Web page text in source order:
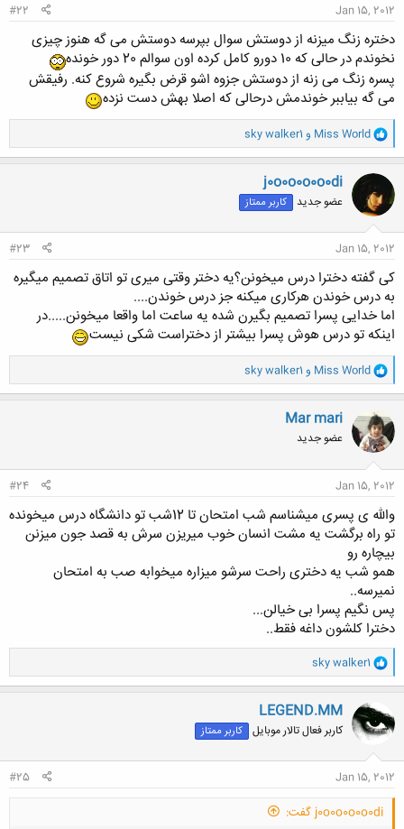
Jan 15, 2012
#22
دختره زنگ میزنه از دوستش سوال بپرسه دوستش می گه هنوز چیزی
نخوندم در حالی که 10 دورو کامل کرده اون سوالم 20 دور خونده
پسره زنگ می زنه از دوستش جزوه اشو قرض بگیره شروع کنه. رفیقش
می گه بیاببر خوندمش درحالی که اصلا بهش دست نزده
و
ا
ک
ن
ش
ه
ا
Miss World و sky walker1
j0o0o0o0o0di
عضو جدید کاربر ممتاز
Jan 15, 2012
#23
کی گفته دخترا درس میخونن؟یه دختر وقتی میری تو اتاق تصمیم میگیره
به درس خوندن هرکاری میکنه جز درس خوندن....
اما خدایی پسرا تصمیم بگیرن شده یه ساعت اما واقعا میخونن.....در
اینکه تو درس هوش پسرا بیشتر از دختراست شکی نیست
و
ا
ک
ن
ش
ه
ا
Miss World وsky walker1
Mar mari
عضو جدید
Jan 15, 2012
#24
والله ی پسری میشناسم شب امتحان تا 12شب تو دانشگاه درس میخونده
تو راه برگشت یه مشت انسان خوب میریزن سرش به قصد جون میزنن
بیچاره رو
همو شب یه دختری راحت سرشو میزاره میخوابه صب به امتحان
نمیرسه..
پس نگیم پسرا بی خیالن...
دخترا کلشون داغه فقط..
و
ا
ک
ن
ش
ه
sky walker1
LEGEND.MM
کاربر فعال تالار موبایل کاربر ممتاز
Jan 15, 2012
#25
j0o0o0o0o0di گفت: